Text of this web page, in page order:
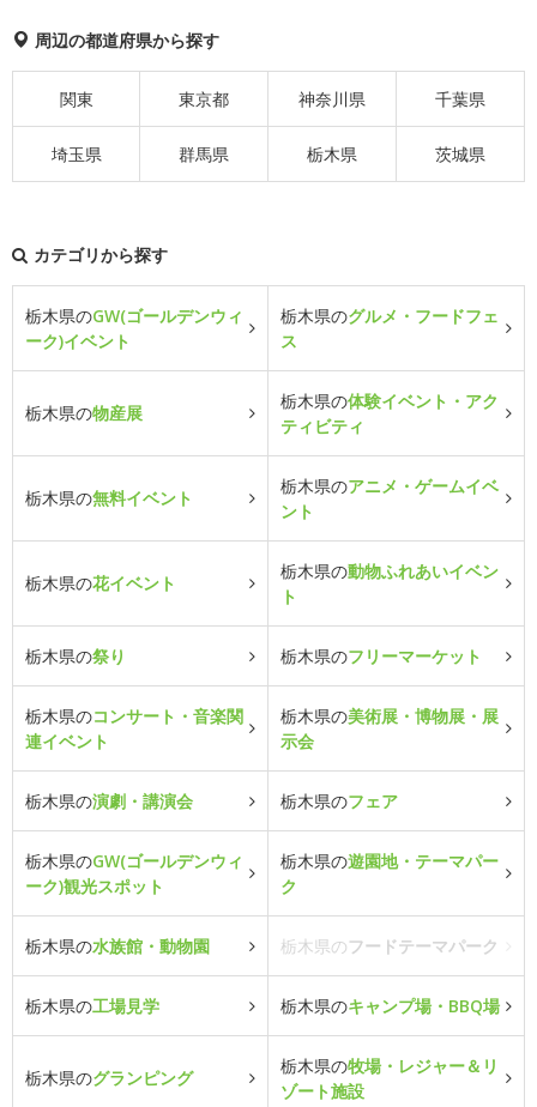
周辺の都道府県から探す
関東 東京都 神奈川県 千葉県
埼玉県 群馬県 栃木県 茨城県
カテゴリから探す
栃木県のGW(ゴールデンウィ
ーク)イベント
栃木県のグルメ・フードフェ
ス
栃木県の物産展
栃木県の体験イベント・アク
ティビティ
栃木県の無料イベント
栃木県のアニメ・ゲームイベ
ント
栃木県の花イベント
栃木県の動物ふれあいイベン
ト
栃木県の祭り 栃木県のフリーマーケット
栃木県のコンサート・音楽関
連イベント
栃木県の美術展・博物展・展
示会
栃木県の演劇・講演会 栃木県のフェア
栃木県のGW(ゴールデンウィ
ーク)観光スポット
栃木県の遊園地・テーマパー
ク
栃木県の水族館・動物園 栃木県のフードテーマパーク
栃木県の工場見学 栃木県のキャンプ場・BBQ場
栃木県のグランピング
栃木県の牧場・レジャー＆リ
ゾート施設